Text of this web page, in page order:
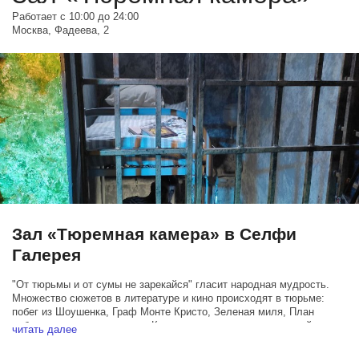
Работает с 10:00 до 24:00
Москва, Фадеева, 2
Зал «Тюремная камера» в Селфи
Галерея
"От тюрьмы и от сумы не зарекайся" гласит народная мудрость.
Множество сюжетов в литературе и кино происходят в тюрьме:
побег из Шоушенка, Граф Монте Кристо, Зеленая миля, План
побега и множество других. Кто знает, возможно следующий
читать далее